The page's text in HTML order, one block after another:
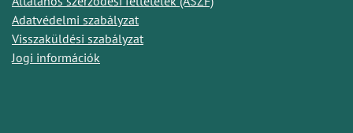
Adatvédelmi szabályzat
Visszaküldési szabályzat
Jogi információk